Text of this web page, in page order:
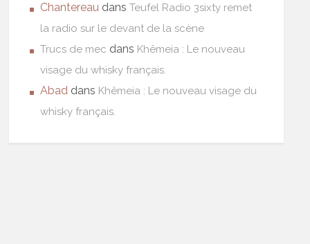
Chantereau dansTeufel Radio 3sixty remet
la radio sur le devant de la scène
Trucs de mec dans Khêmeia : Le nouveau
visage du whisky français.
Abad dans Khêmeia : Le nouveau visage du
whisky français.